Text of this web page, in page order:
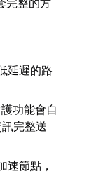
延遲的路
功能會自
完整送
速節點，